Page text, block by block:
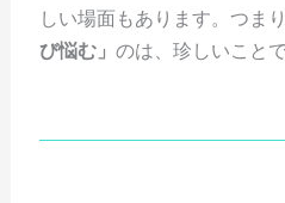
しい場面もあります。つまり
び悩む」 のは、珍しいこと